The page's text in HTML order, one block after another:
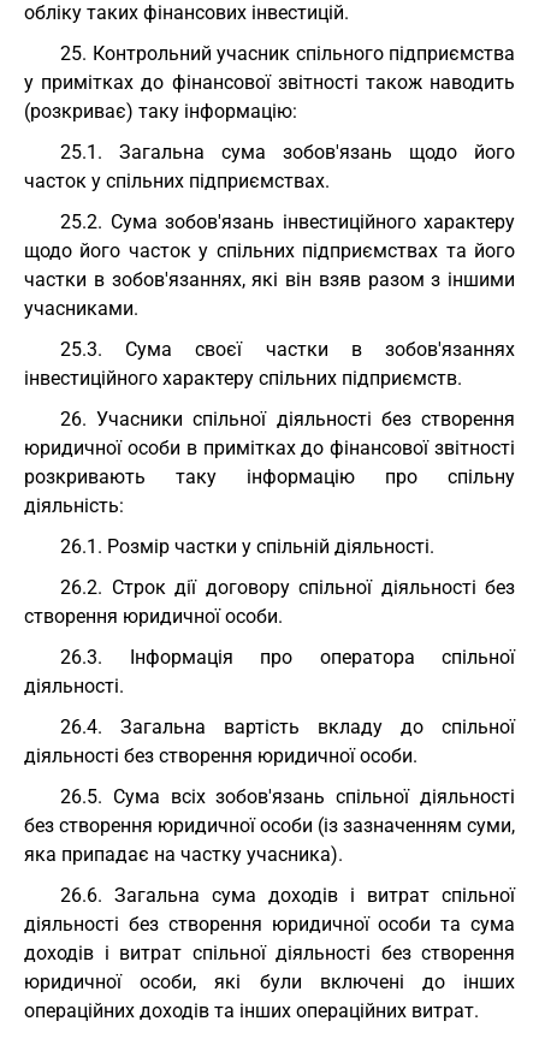
обліку таких фінансових інвестицій.
25. Контрольний учасник спільного підприємства
у примітках до фінансової звітності також наводить
(розкриває) таку інформацію:
25.1. Загальна сума зобов'язань щодо його
часток у спільних підприємствах.
25.2. Сума зобов'язань інвестиційного характеру
щодо його часток у спільних підприємствах та його
частки в зобов'язаннях, які він взяв разом з іншими
учасниками.
25.3. Сума своєї частки в зобов'язаннях
інвестиційного характеру спільних підприємств.
26. Учасники спільної діяльності без створення
юридичної особи в примітках до фінансової звітності
розкривають таку інформацію про спільну
діяльність:
26.1. Розмір частки у спільній діяльності.
26.2. Строк дії договору спільної діяльності без
створення юридичної особи.
26.3. Інформація про оператора спільної
діяльності.
26.4. Загальна вартість вкладу до спільної
діяльності без створення юридичної особи.
26.5. Сума всіх зобов'язань спільної діяльності
без створення юридичної особи (із зазначенням суми,
яка припадає на частку учасника).
26.6. Загальна сума доходів і витрат спільної
діяльності без створення юридичної особи та сума
доходів і витрат спільної діяльності без створення
юридичної особи, які були включені до інших
операційних доходів та інших операційних витрат.